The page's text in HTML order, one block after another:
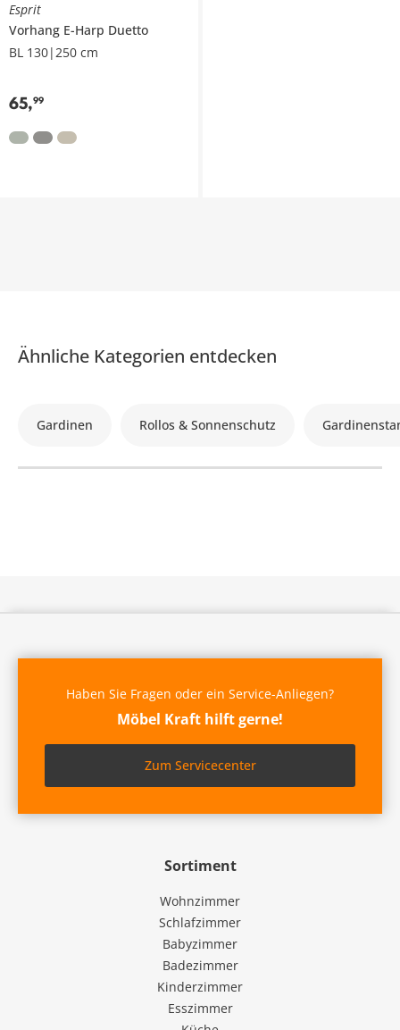
Esprit
Vorhang E-Harp Duetto
BL 130|250 cm
65,99
Ähnliche Kategorien entdecken
Gardinen Rollos & Sonnenschutz
Sortiment
Wohnzimmer
Schlafzimmer
Babyzimmer
Badezimmer
Kinderzimmer
Esszimmer
Haben Sie Fragen oder ein Service-Anliegen?
Möbel Kraft hilft gerne!
Zum Servicecenter